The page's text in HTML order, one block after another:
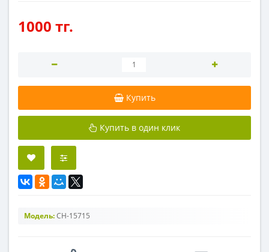
1000 тг.
Купить
Купить в один клик
Модель:CH-15715